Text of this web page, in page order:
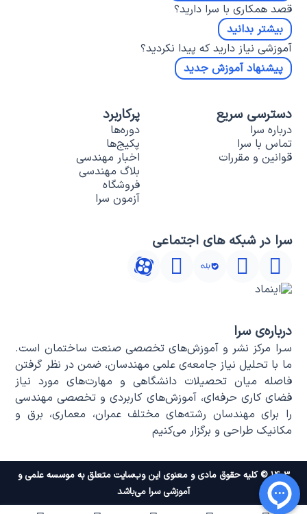
قصد همکاری با سرا دارید؟
بیشتر بدانید
آموزشی نیاز دارید که پیدا نکردید؟
پیشنهاد آموزش جدید
دسترسی سریع
درباره سرا
تماس با سرا
قوانین و مقررات
پرکاربرد
دوره‌ها
پکیج‌ها
اخبار مهندسی
بلاگ مهندسی
فروشگاه
آزمون سرا
سرا در شبکه های اجتماعی
درباره‌ی سرا
سـرا مرکز نشر و آموزش‌های تخصصی صنعت ساختمان است.
ما با تحلیل نیاز جامعه‌ی علمی مهندسان، ضمن در نظر گرفتن
فاصله میان تحصیلات دانشگاهی و مهارت‌های مورد نیاز
فضای کاری حرفه‌ای، آموزش‌های کاربردی و تخصصی مهندسی
را برای مهندسان رشته‌های مختلف عمران، معماری، برق و
مکانیک طراحی و برگزار می‌کنیم
۱۴۰۳ © کلیه حقوق مادی و معنوی این وب‌سایت متعلق به موسسه علمی و
آموزشی سرا می‌باشد